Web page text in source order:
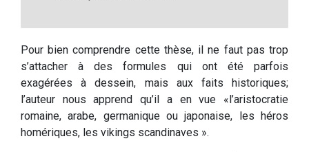
Pour bien comprendre cette thèse, il ne faut pas trop
s’attacher à des formules qui ont été parfois
exagérées à dessein, mais aux faits historiques;
l’auteur nous apprend qu’il a en vue «l’aristocratie
romaine, arabe, germanique ou japonaise, les héros
homériques, les vikings scandinaves ».